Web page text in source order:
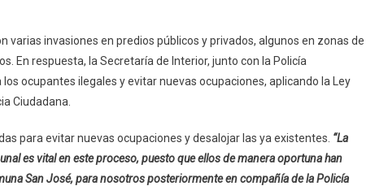
invasiones en predios públicos y privados, algunos en zonas de
En respuesta, la Secretaría de Interior, junto con la Policía
ocupantes ilegales y evitar nuevas ocupaciones, aplicando la Ley
Ciudadana.
para evitar nuevas ocupaciones y desalojar las ya existentes. “La
es vital en este proceso, puesto que ellos de manera oportuna han
San José, para nosotros posteriormente en compañía de la Policía